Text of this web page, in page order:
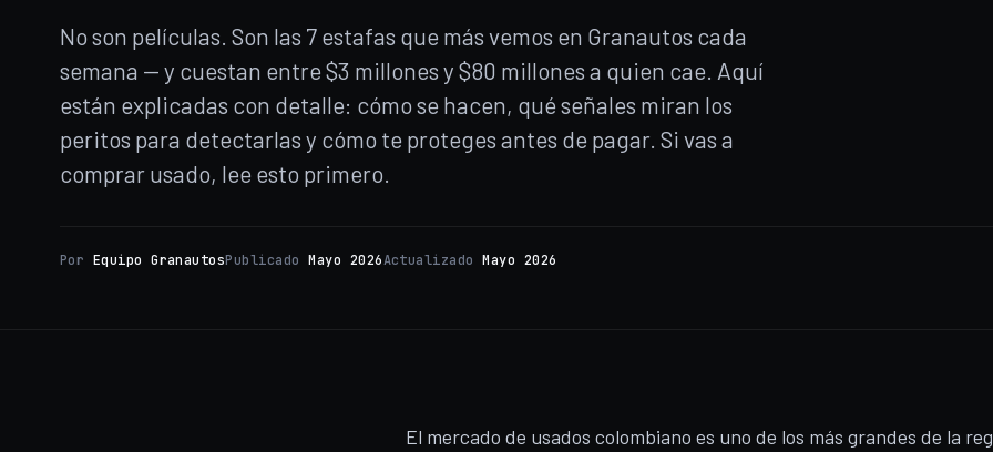
No son películas. Son las 7 estafas que más vemos en Granautos cada
semana — y cuestan entre $3 millones y $80 millones a quien cae. Aquí
están explicadas con detalle: cómo se hacen, qué señales miran los
peritos para detectarlas y cómo te proteges antes de pagar. Si vas a
comprar usado, lee esto primero.
Por Equipo GranautosPublicadoMayo 2026ActualizadoMayo 2026
El mercado de usados colombiano es uno de los más grandes de la